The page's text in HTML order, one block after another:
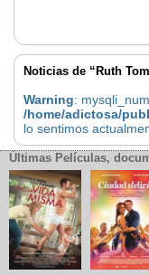
Noticias de “Ruth
Warning:
/home/adictosa/
lo sentimos
Últimas Películas,